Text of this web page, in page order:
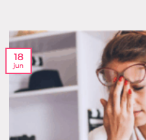
18
jun